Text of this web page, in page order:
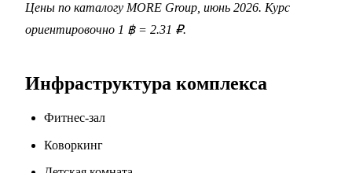
Цены по каталогу MORE Group, июнь 2026. Курс
ориентировочно 1 ฿ = 2.31 ₽.
Инфраструктура комплекса
Фитнес-зал
Коворкинг